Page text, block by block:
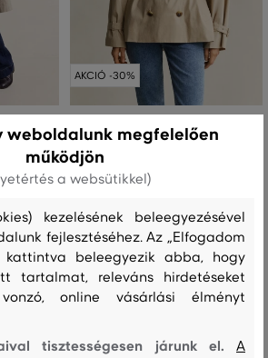
COAT
163 990 Ft
AKCIÓ -30%
KABÁT GANT LIGHTWEIGHT SHORT
TRENCH COAT
XS, S, M, L, XL
weboldalunk megfelelően
működjön
a websütikkel)
kezelésének beleegyezésével
fejlesztéséhez. Az „Elfogadom
beleegyezik abba, hogy
tartalmat, releváns hirdetéseket
online vásárlási élményt
tisztességesen járunk el.A